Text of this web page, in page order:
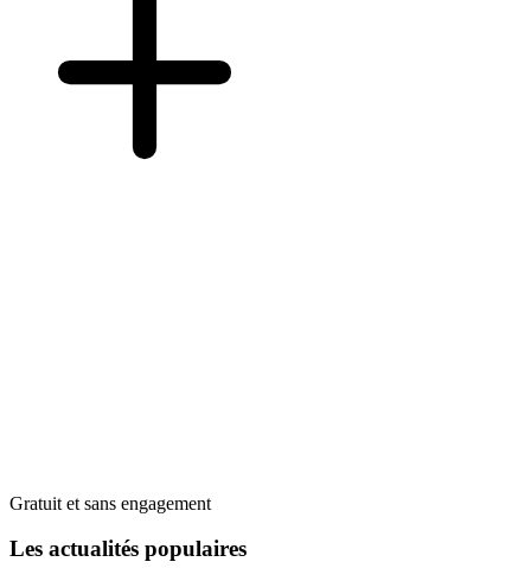
Gratuit et sans engagement
Les actualités populaires